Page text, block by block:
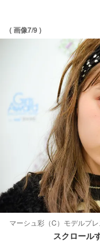
( 画像7/9 )
マーシュ彩（C）モデルプレ
スクロール